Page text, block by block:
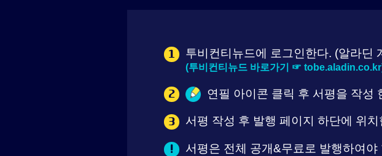
1 투비컨티뉴드에 로그인한다. (알라딘
(투비컨티뉴드 바로가기 ☞
2 연필 아이콘 클릭 후 서평을 작성
3 서평 작성 후 발행 페이지 하단에 위
! 서평은 전체 공개&무료로 발행하여야